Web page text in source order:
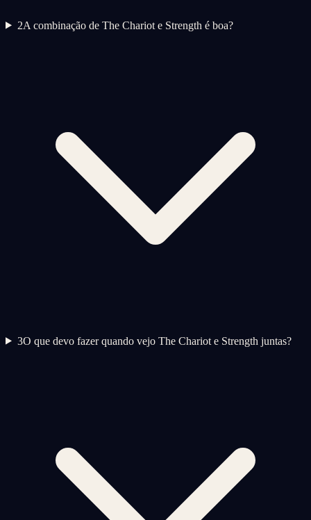
2A combinação de The Chariot e Strength é boa?
3O que devo fazer quando vejo The Chariot e Strength juntas?